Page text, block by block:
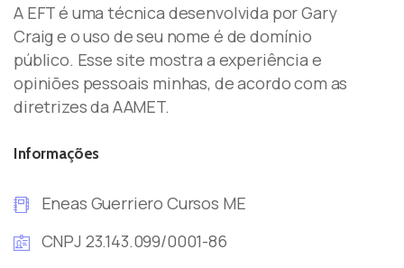
A EFT é uma técnica desenvolvida por Gary
Craig e o uso de seu nome é de domínio
público. Esse site mostra a experiência e
opiniões pessoais minhas, de acordo com as
diretrizes da AAMET.
Informações
Eneas Guerriero Cursos ME
CNPJ 23.143.099/0001-86